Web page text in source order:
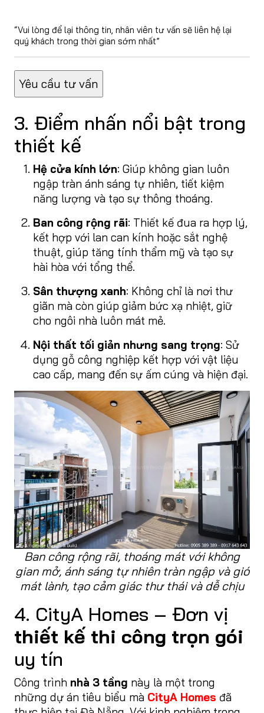
“Vui lòng để lại thông tin, nhân viên tư vấn sẽ liên hệ lại
quý khách trong thời gian sớm nhất”
3. Điểm nhấn nổi bật trong
thiết kế
Hệ cửa kính lớn: Giúp không gian luôn
ngập tràn ánh sáng tự nhiên, tiết kiệm
năng lượng và tạo sự thông thoáng.
Ban công rộng rãi: Thiết kế đua ra hợp lý,
kết hợp với lan can kính hoặc sắt nghệ
thuật, giúp tăng tính thẩm mỹ và tạo sự
hài hòa với tổng thể.
Sân thượng xanh: Không chỉ là nơi thư
giãn mà còn giúp giảm bức xạ nhiệt, giữ
cho ngôi nhà luôn mát mẻ.
Nội thất tối giản nhưng sang trọng: Sử
dụng gỗ công nghiệp kết hợp với vật liệu
cao cấp, mang đến sự ấm cúng và hiện đại.
Ban công rộng rãi, thoáng mát với không
gian mở, ánh sáng tự nhiên tràn ngập và gió
mát lành, tạo cảm giác thư thái và dễ chịu
4. CityA Homes – Đơn vị
thiết kế thi công trọn gói
uy tín
Công trình nhà 3 tầng này là một trong
những dự án tiêu biểu mà CityA Homes đã